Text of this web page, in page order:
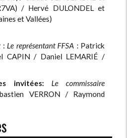
/ Hervé DULONDEL et
et Vallées)
: Le représentant FFSA : Patrick
CAPIN / Daniel LEMARIÉ /
invitées: Le commissaire
VERRON / Raymond